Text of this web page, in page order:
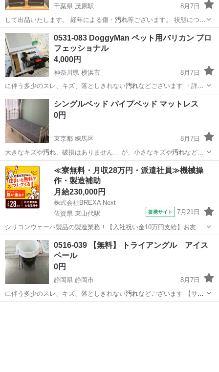
千葉県 茂原駅
8月7日
して出品いたします。 経年による傷・ 汚れ等ございます。 状態につき
ましては画像…
千葉 茂原市
0531-083 DoggyMan ペット用バリカン プロ
フェッショナル
4,000円
神奈川県 横浜市
8月7日
に伴う多少のスレ、キズ、落としきれない汚れなどございます ・詳細
は現地でご確認…
神奈川 横浜市 その他 DoggyMan
シングルベッド パイプベッド マットレス
0円
東京都 練馬区
8月7日
大きなキズや汚れ、破損はありません… が、小さなキズや汚れなどは
あります。 …
東京 練馬区 ベッド
≪寮無料・月収28万円・派遣社員≫機械操
作・製造補助
月給230,000円
株式会社BREXA Next
佐賀県 東山代駅
提携サイト 7月21日
シリコンウェーハ製品の製造業務！【入社祝い金10万円支給】お友達
やカップルとの応募OK◎年間休日129日＆休出なしでプライベート充
実♪業務はクリーンルームで快適作業◎自社正社員登用制度あり★1食
300円～の格安食堂あり！《佐...
佐賀 伊万里市 東山代駅 その他
0516-039 【無料】 トライアングル アイス
ペール
0円
静岡県 静岡市
8月7日
に伴う多少のスレ、キズ、落としきれない汚れなどございます 【サイ
ズ】 詳…